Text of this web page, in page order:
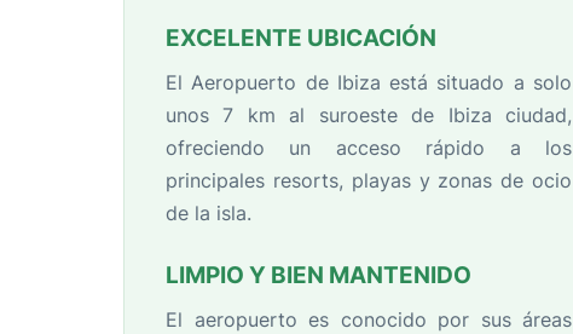
EXCELENTE UBICACIÓN
El Aeropuerto de Ibiza está situado a solo
unos 7 km al suroeste de Ibiza ciudad,
ofreciendo un acceso rápido a los
principales resorts, playas y zonas de ocio
de la isla.
LIMPIO Y BIEN MANTENIDO
El aeropuerto es conocido por sus áreas